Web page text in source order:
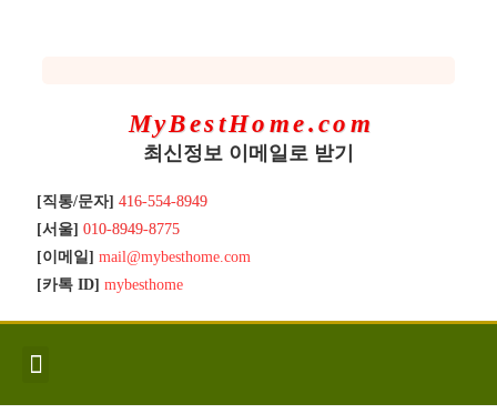
MyBestHome.com
최신정보 이메일로 받기
[직통/문자] 416-554-8949
[서울] 010-8949-8775
[이메일] mail@mybesthome.com
[카톡 ID] mybesthome